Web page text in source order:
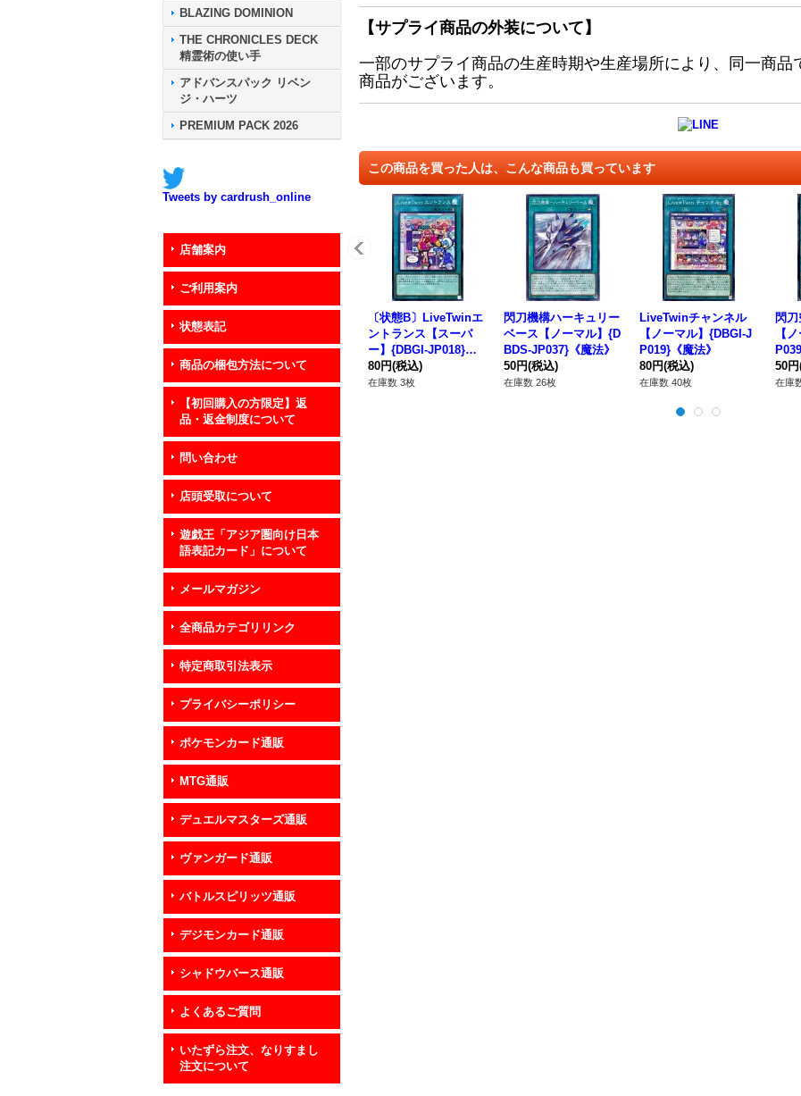
BLAZING DOMINION
THE CHRONICLES DECK
精霊術の使い手
アドバンスパック リベン
ジ・ハーツ
PREMIUM PACK 2026
Tweets by cardrush_online
店舗案内
ご利用案内
状態表記
商品の梱包方法について
【初回購入の方限定】返
品・返金制度について
問い合わせ
店頭受取について
遊戯王「アジア圏向け日本
語表記カード」について
メールマガジン
全商品カテゴリリンク
特定商取引法表示
プライバシーポリシー
ポケモンカード通販
MTG通販
デュエルマスターズ通販
ヴァンガード通販
バトルスピリッツ通販
デジモンカード通販
シャドウバース通販
よくあるご質問
いたずら注文、なりすまし
注文について
【サプライ商品の外装について】
一部のサプライ商品の生産時期や生産場所により、同一商品
商品がございます。
この商品を買った人は、こんな商品も買っています
〔状態B〕LiveTwinエ
ントランス【スーパ
ー】{DBGI-JP018}
《魔法》
80円(税込)
在庫数 3枚
閃刀機構ハーキュリー
ベース【ノーマル】{D
BDS-JP037}《魔法》
50円(税込)
在庫数 26枚
LiveTwinチャンネル
【ノーマル】{DBGI-J
P019}《魔法》
80円(税込)
在庫数 40枚
閃刀
【
50円
在庫